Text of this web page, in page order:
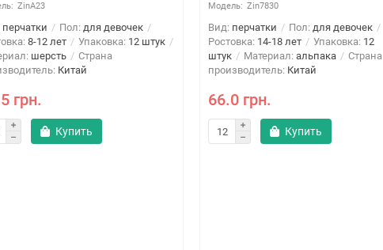
ZinA23
перчатки Пол: для девочек
8-12 лет Упаковка: 12 штук
шерсть
Страна
Китай
грн.
Купить
Zin7830
Вид: перчатки Пол: для девочек
Ростовка: 14-18 лет Упаковка: 12
штук
Материал: альпака
Страна
производитель: Китай
66.0 грн.
Купить